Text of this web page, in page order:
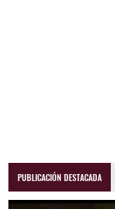
PUBLICACIÓN DESTACADA